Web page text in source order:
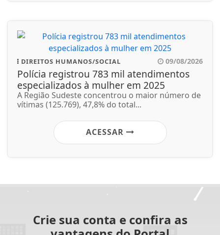
DIREITOS HUMANOS/SOCIAL 09/08/2026
Polícia registrou 783 mil atendimentos
especializados à mulher em 2025
A Região Sudeste concentrou o maior número de
vítimas (125.769), 47,8% do total...
ACESSAR
Crie sua conta e confira as